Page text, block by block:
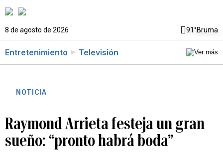
8 de agosto de 2026 91°Bruma
Entretenimiento Televisión
NOTICIA
Raymond Arrieta festeja un gran
sueño: “pronto habrá boda”